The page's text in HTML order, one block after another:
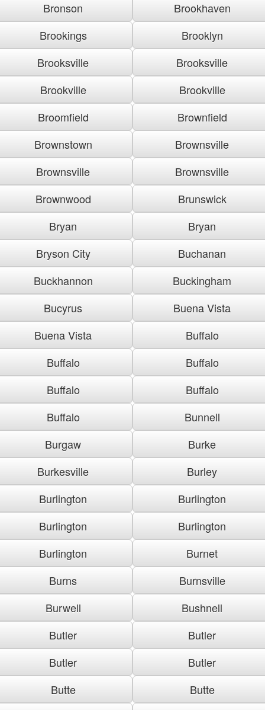
Bronson
Brookhaven
Brookings
Brooklyn
Brooksville
Brooksville
Brookville
Brookville
Broomfield
Brownfield
Brownstown
Brownsville
Brownsville
Brownsville
Brownwood
Brunswick
Bryan
Bryan
Bryson City
Buchanan
Buckhannon
Buckingham
Bucyrus
Buena Vista
Buena Vista
Buffalo
Buffalo
Buffalo
Buffalo
Buffalo
Buffalo
Bunnell
Burgaw
Burke
Burkesville
Burley
Burlington
Burlington
Burlington
Burlington
Burlington
Burnet
Burns
Burnsville
Burwell
Bushnell
Butler
Butler
Butler
Butler
Butte
Butte